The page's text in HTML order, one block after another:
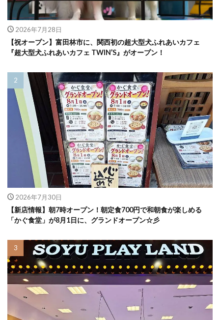
2026年7月28日
【祝オープン】富田林市に、関西初の超大型犬ふれあいカフェ
『超大型犬ふれあいカフェ TWIN’S』がオープン！
2026年7月30日
【新店情報】朝7時オープン！朝定食700円で和朝食が楽しめる
「かぐ食堂」が8月1日に、グランドオープン☆彡